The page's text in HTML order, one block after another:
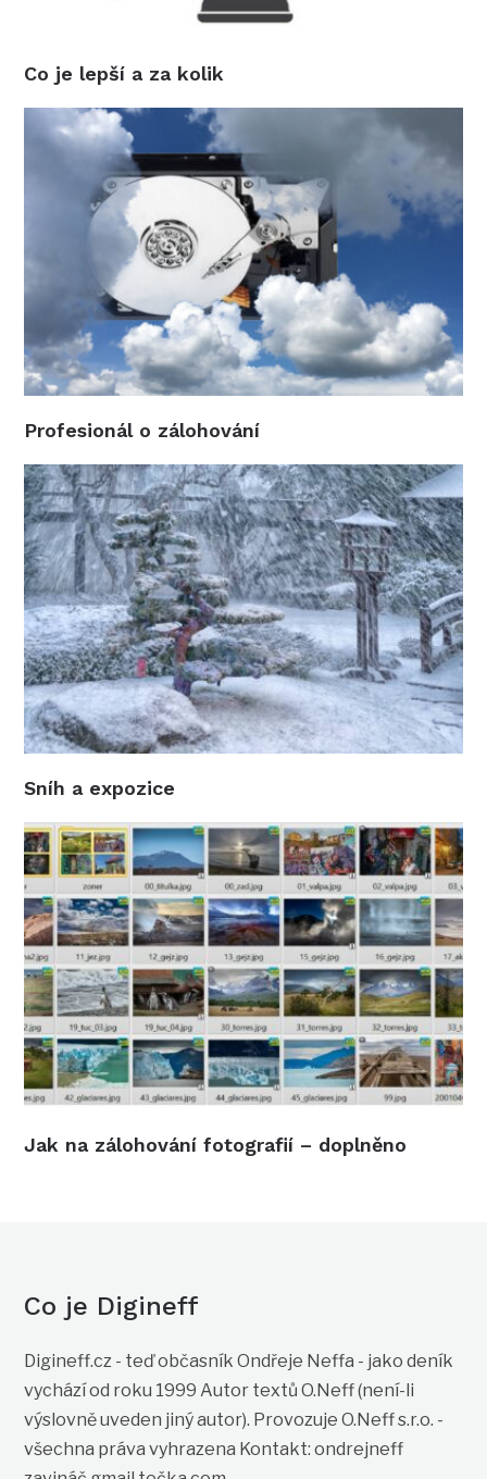
Co je lepší a za kolik
Profesionál o zálohování
Sníh a expozice
Jak na zálohování fotografií – doplněno
Co je Digineff
Digineff.cz - teď občasník Ondřeje Neffa - jako deník
vychází od roku 1999 Autor textů O.Neff (není-li
výslovně uveden jiný autor). Provozuje O.Neff s.r.o. -
všechna práva vyhrazena Kontakt: ondrejneff